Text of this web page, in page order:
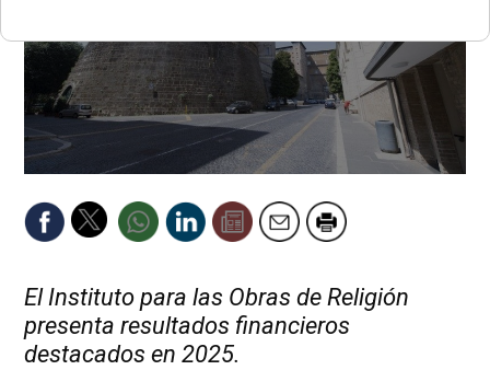
El Instituto para las Obras de Religión
presenta resultados financieros
destacados en 2025.